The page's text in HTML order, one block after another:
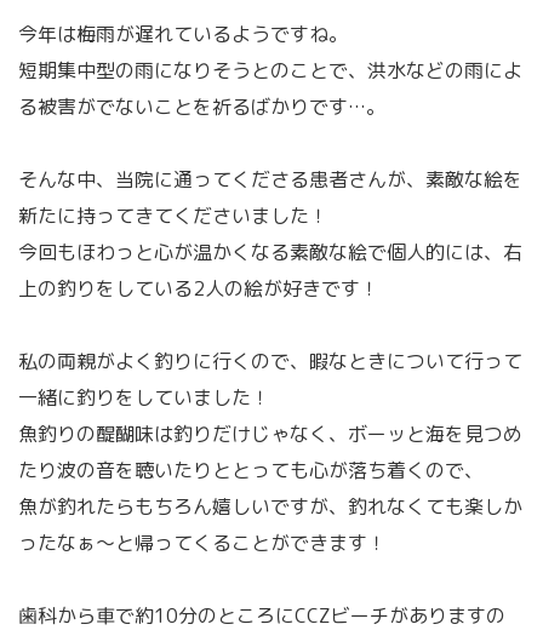
今年は梅雨が遅れているようですね。
短期集中型の雨になりそうとのことで、洪水などの雨によ
る被害がでないことを祈るばかりです…。
そんな中、当院に通ってくださる患者さんが、素敵な絵を
新たに持ってきてくださいました！
今回もほわっと心が温かくなる素敵な絵で個人的には、右
上の釣りをしている2人の絵が好きです！
私の両親がよく釣りに行くので、暇なときについて行って
一緒に釣りをしていました！
魚釣りの醍醐味は釣りだけじゃなく、ボーッと海を見つめ
たり波の音を聴いたりととっても心が落ち着くので、
魚が釣れたらもちろん嬉しいですが、釣れなくても楽しか
ったなぁ〜と帰ってくることができます！
歯科から車で約10分のところにCCZビーチがありますの